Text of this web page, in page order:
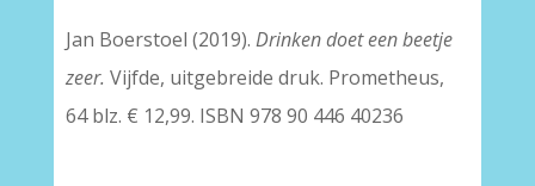
Jan Boerstoel (2019). Drinken doet een beetje
zeer. Vijfde, uitgebreide druk. Prometheus,
64 blz. € 12,99. ISBN 978 90 446 40236